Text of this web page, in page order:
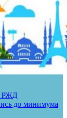
РЖД
до минимума